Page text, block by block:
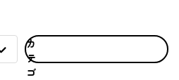
カ
テ
ゴ